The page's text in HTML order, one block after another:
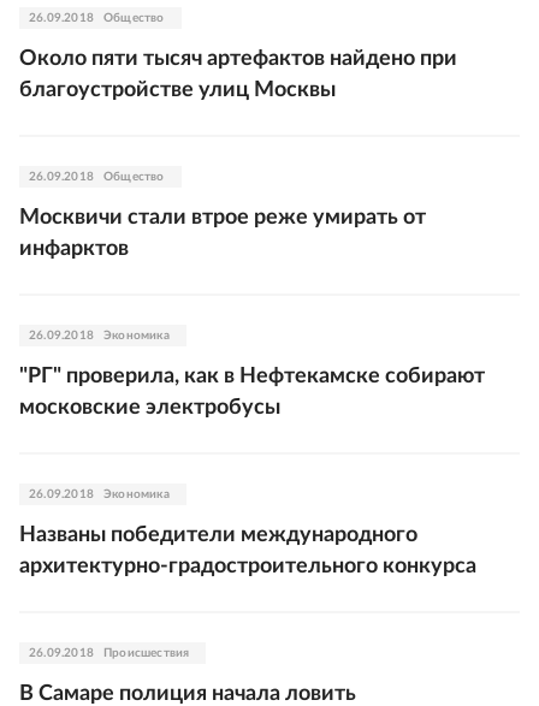
26.09.2018 Общество
Около пяти тысяч артефактов найдено при
благоустройстве улиц Москвы
26.09.2018 Общество
Москвичи стали втрое реже умирать от
инфарктов
26.09.2018 Экономика
"РГ" проверила, как в Нефтекамске собирают
московские электробусы
26.09.2018 Экономика
Названы победители международного
архитектурно-градостроительного конкурса
26.09.2018 Происшествия
В Самаре полиция начала ловить